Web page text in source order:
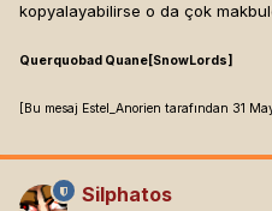
kopyalayabilirse o da çok
Querquobad Quane[SnowLords]
[Bu mesaj Estel_Anorien tarafından 31
Silphatos